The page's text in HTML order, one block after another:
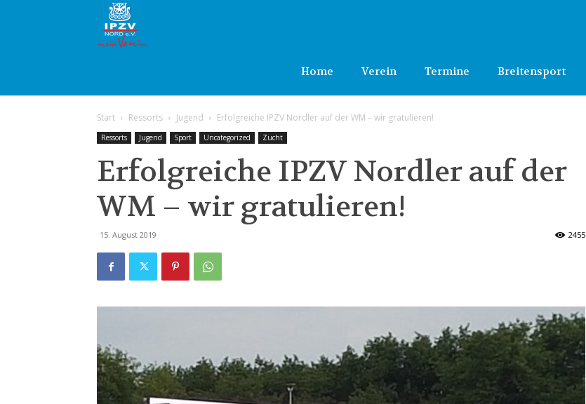
e.V.
Home Verein Termine Breitensport
Start Ressorts Jugend Erfolgreiche IPZV Nordler auf der WM – wir gratulieren!
Ressorts Jugend Sport Uncategorized Zucht
Erfolgreiche IPZV Nordler auf der
WM – wir gratulieren!
15. August 2019 2455